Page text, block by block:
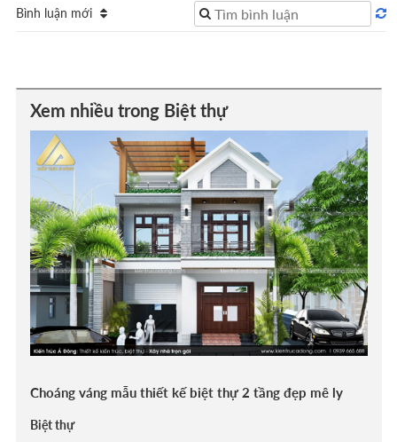
Bình luận mới
Xem nhiều trong Biệt thự
Choáng váng mẫu thiết kế biệt thự 2 tầng đẹp mê ly
Biệt thự